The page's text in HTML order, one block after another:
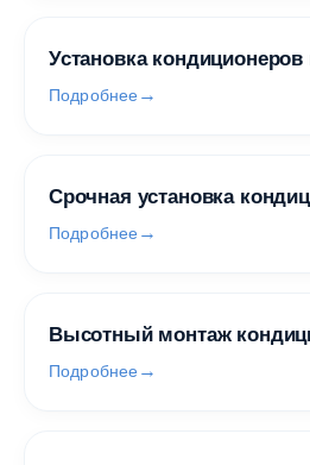
Установка
Подробнее
Срочная установка
Подробнее
Высотный монтаж
Подробнее